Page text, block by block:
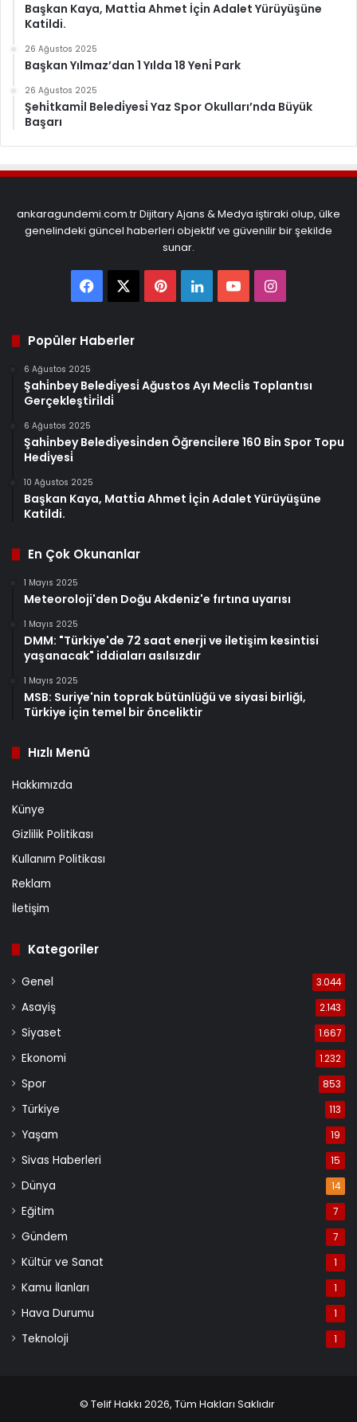
Başkan Kaya, Matti̇a Ahmet İçi̇n Adalet Yürüyüşüne
Katildi.
26 Ağustos 2025
Başkan Yılmaz’dan 1 Yılda 18 Yeni̇ Park
26 Ağustos 2025
Şehi̇tkami̇l Beledi̇yesi̇ Yaz Spor Okulları’nda Büyük
Başarı
ankaragundemi.com.tr Dijitary Ajans & Medya iştiraki olup, ülke
genelindeki güncel haberleri objektif ve güvenilir bir şekilde
sunar.
FacebookPinterest
LinkedInYouTubeInstagram
Popüler Haberler
6 Ağustos 2025
Şahi̇nbey Beledi̇yesi̇ Ağustos Ayı Mecli̇s Toplantısı
Gerçekleşti̇ri̇ldi̇
6 Ağustos 2025
Şahi̇nbey Beledi̇yesi̇nden Öğrenci̇lere 160 Bi̇n Spor Topu
Hedi̇yesi̇
10 Ağustos 2025
Başkan Kaya, Matti̇a Ahmet İçi̇n Adalet Yürüyüşüne
Katildi.
En Çok Okunanlar
1 Mayıs 2025
Meteoroloji'den Doğu Akdeniz'e fırtına uyarısı
1 Mayıs 2025
DMM: "Türkiye'de 72 saat enerji ve iletişim kesintisi
yaşanacak" iddiaları asılsızdır
1 Mayıs 2025
MSB: Suriye'nin toprak bütünlüğü ve siyasi birliği,
Türkiye için temel bir önceliktir
Hızlı Menü
Hakkımızda
Künye
Gizlilik Politikası
Kullanım Politikası
Reklam
İletişim
Kategoriler
Genel 3.044
Asayiş 2.143
Siyaset 1.667
Ekonomi 1.232
Spor 853
Türkiye 113
Yaşam 19
Sivas Haberleri 15
Dünya 14
Eğitim 7
Gündem 7
Kültür ve Sanat 1
Kamu İlanları 1
Hava Durumu 1
Teknoloji 1
© Telif Hakkı 2026, Tüm Hakları Saklıdır